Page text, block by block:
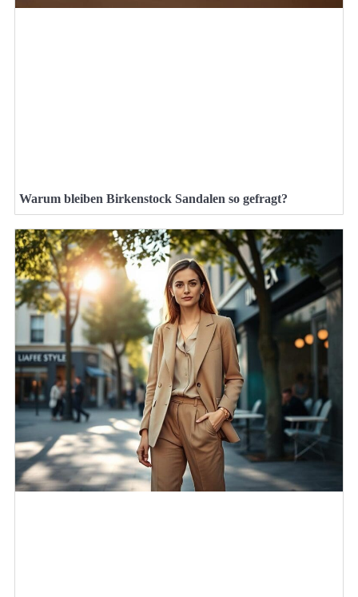
Warum bleiben Birkenstock Sandalen so gefragt?